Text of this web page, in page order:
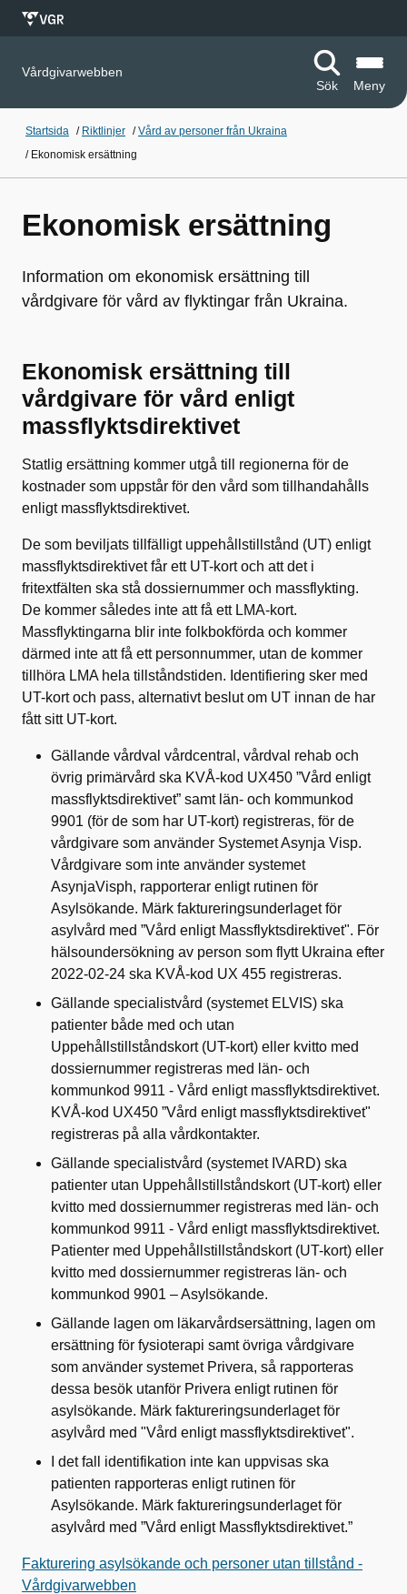
Vårdgivarwebben
Sök
Meny
Startsida / Riktlinjer /Vård av personer från Ukraina
/ Ekonomisk ersättning
Ekonomisk ersättning
Information om ekonomisk ersättning till
vårdgivare för vård av flyktingar från Ukraina.
Ekonomisk ersättning till
vårdgivare för vård enligt
massflyktsdirektivet
Statlig ersättning kommer utgå till regionerna för de
kostnader som uppstår för den vård som tillhandahålls
enligt massflyktsdirektivet.
De som beviljats tillfälligt uppehållstillstånd (UT) enligt
massflyktsdirektivet får ett UT-kort och att det i
fritextfälten ska stå dossiernummer och massflykting.
De kommer således inte att få ett LMA-kort.
Massflyktingarna blir inte folkbokförda och kommer
därmed inte att få ett personnummer, utan de kommer
tillhöra LMA hela tillståndstiden. Identifiering sker med
UT-kort och pass, alternativt beslut om UT innan de har
fått sitt UT-kort.
Gällande vårdval vårdcentral, vårdval rehab och
övrig primärvård ska KVÅ-kod UX450 ”Vård enligt
massflyktsdirektivet” samt län- och kommunkod
9901 (för de som har UT-kort) registreras, för de
vårdgivare som använder Systemet Asynja Visp.
Vårdgivare som inte använder systemet
AsynjaVisph, rapporterar enligt rutinen för
Asylsökande. Märk faktureringsunderlaget för
asylvård med ”Vård enligt Massflyktsdirektivet". För
hälsoundersökning av person som flytt Ukraina efter
2022-02-24 ska KVÅ-kod UX 455 registreras.
Gällande specialistvård (systemet ELVIS) ska
patienter både med och utan
Uppehållstillståndskort (UT-kort) eller kvitto med
dossiernummer registreras med län- och
kommunkod 9911 - Vård enligt massflyktsdirektivet.
KVÅ-kod UX450 ”Vård enligt massflyktsdirektivet"
registreras på alla vårdkontakter.
Gällande specialistvård (systemet IVARD) ska
patienter utan Uppehållstillståndskort (UT-kort) eller
kvitto med dossiernummer registreras med län- och
kommunkod 9911 - Vård enligt massflyktsdirektivet.
Patienter med Uppehållstillståndskort (UT-kort) eller
kvitto med dossiernummer registreras län- och
kommunkod 9901 – Asylsökande.
Gällande lagen om läkarvårdsersättning, lagen om
ersättning för fysioterapi samt övriga vårdgivare
som använder systemet Privera, så rapporteras
dessa besök utanför Privera enligt rutinen för
asylsökande. Märk faktureringsunderlaget för
asylvård med "Vård enligt massflyktsdirektivet".
I det fall identifikation inte kan uppvisas ska
patienten rapporteras enligt rutinen för
Asylsökande. Märk faktureringsunderlaget för
asylvård med ”Vård enligt Massflyktsdirektivet.”
Fakturering asylsökande och personer utan tillstånd -
Vårdgivarwebben